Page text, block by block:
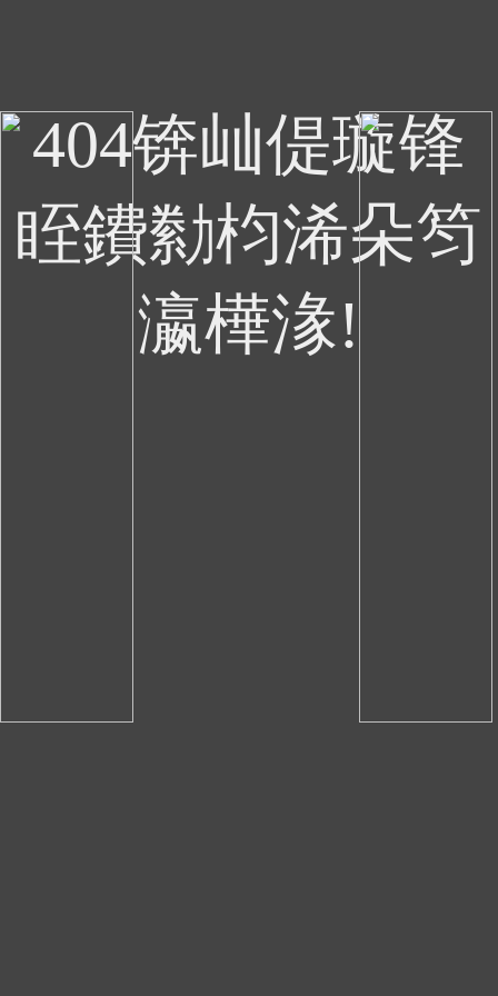
404锛屾偍璇锋
眰鐨勬枃浠朵笉
瀛樺湪!